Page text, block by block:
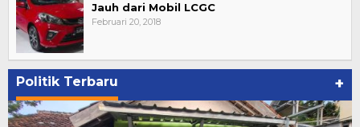
Jauh dari Mobil LCGC
Februari 20, 2018
Politik Terbaru +